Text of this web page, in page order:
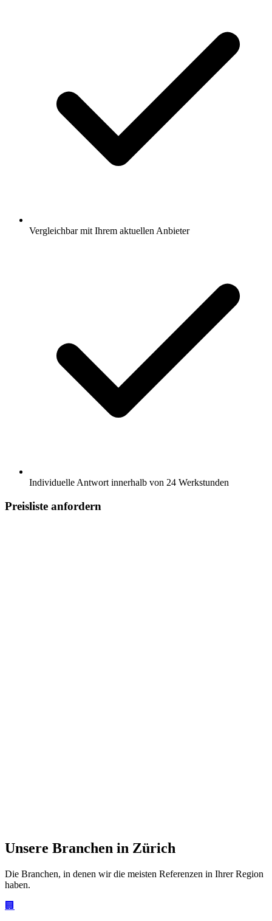
Vergleichbar mit Ihrem aktuellen Anbieter
Individuelle Antwort innerhalb von 24 Werkstunden
Preisliste anfordern
Unsere Branchen in Zürich
Die Branchen, in denen wir die meisten Referenzen in Ihrer Region
haben.
🏢